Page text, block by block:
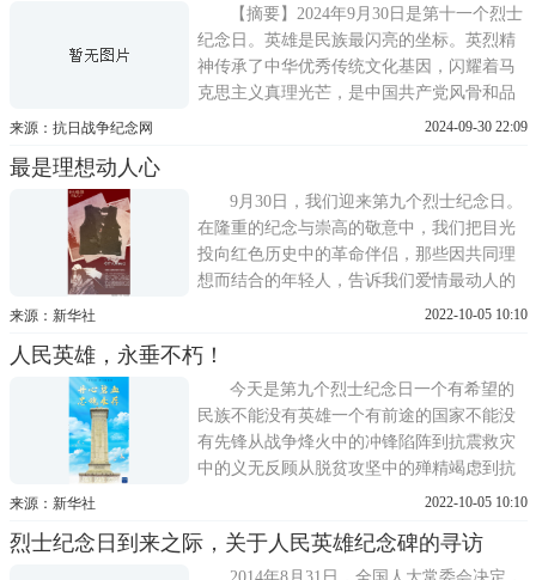
族不能没有英雄，一个有前途的国家不能没
有先锋。为赢得民族
【摘要】2024年9月30日是第十一个烈士
纪念日。英雄是民族最闪亮的坐标。英烈精
神传承了中华优秀传统文化基因，闪耀着马
克思主义真理光芒，是中国共产党风骨和品
质的集中体现。进一步全面深化改革、以中
做先锋的浓厚氛围，大力弘扬英烈精神，从
英烈身上汲取奋发前行的强
来源：抗日战争纪念网 2024-09-30 22:09
最是理想动人心
9月30日，我们迎来第九个烈士纪念日。
在隆重的纪念与崇高的敬意中，我们把目光
投向红色历史中的革命伴侣，那些因共同理
想而结合的年轻人，告诉我们爱情最动人的
模样。他们为了革命事业假扮夫妻，在不计
他们在被押赴刑场前留下合影，行刑前庄严
宣布结婚;他牺牲前为她写下遗书，她发誓要
遵从他
来源：新华社 2022-10-05 10:10
人民英雄，永垂不朽！
今天是第九个烈士纪念日一个有希望的
民族不能没有英雄一个有前途的国家不能没
有先锋从战争烽火中的冲锋陷阵到抗震救灾
中的义无反顾从脱贫攻坚中的殚精竭虑到抗
疫斗争中的逆行出征…………英烈们用鲜血
有名抑或无名他们都是铭刻在民族记忆里的
光辉一笔是流淌在民族血脉中的动力之源人
来源：新华社 2022-10-05 10:10
烈士纪念日到来之际，关于人民英雄纪念碑的寻访